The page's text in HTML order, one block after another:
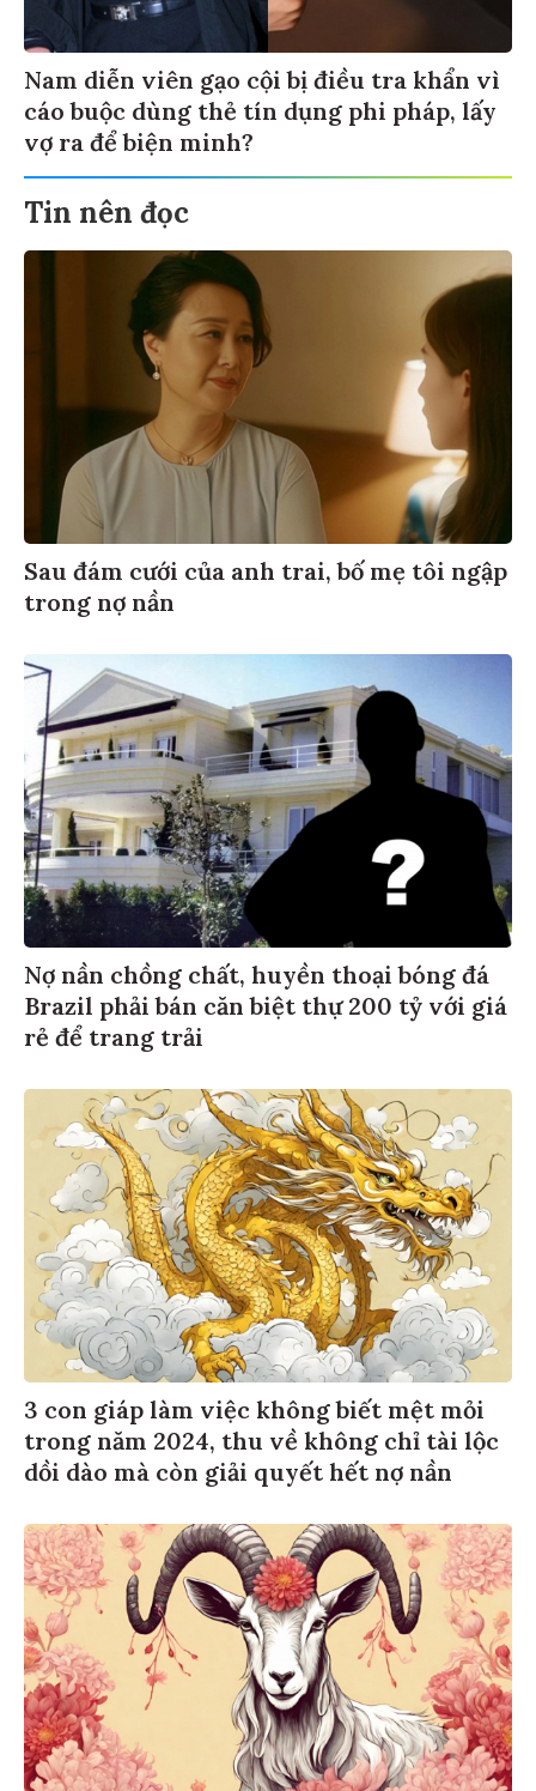
Nam diễn viên gạo cội bị điều tra khẩn vì
cáo buộc dùng thẻ tín dụng phi pháp, lấy
vợ ra để biện minh?
Tin nên đọc
Sau đám cưới của anh trai, bố mẹ tôi ngập
trong nợ nần
Nợ nần chồng chất, huyền thoại bóng đá
Brazil phải bán căn biệt thự 200 tỷ với giá
rẻ để trang trải
3 con giáp làm việc không biết mệt mỏi
trong năm 2024, thu về không chỉ tài lộc
dồi dào mà còn giải quyết hết nợ nần